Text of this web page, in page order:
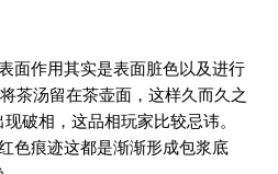
作用其实是表面脏色以及进行
茶汤留在茶壶面，这样久而久之
破相，这品相玩家比较忌讳。
痕迹这都是渐渐形成包浆底